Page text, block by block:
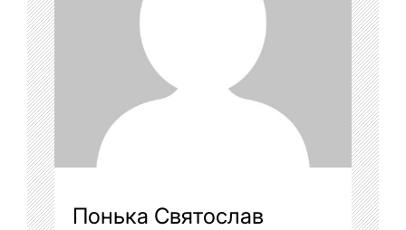
Понька Святослав